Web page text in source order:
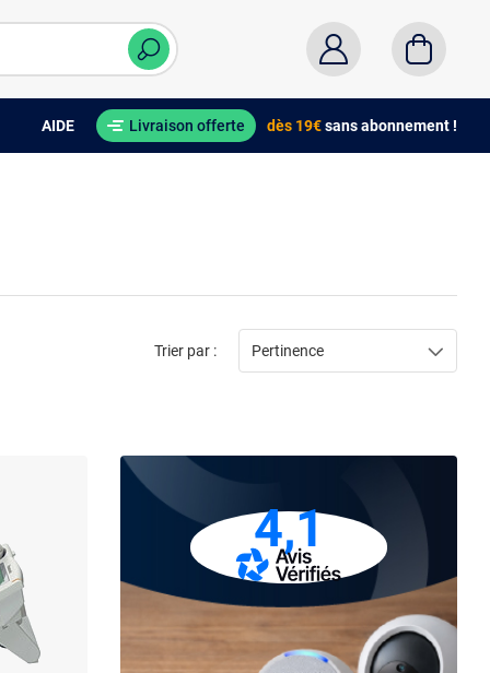
AIDE Livraison offerte dès 19€sans abonnement !
Trier par : Pertinence
4,1